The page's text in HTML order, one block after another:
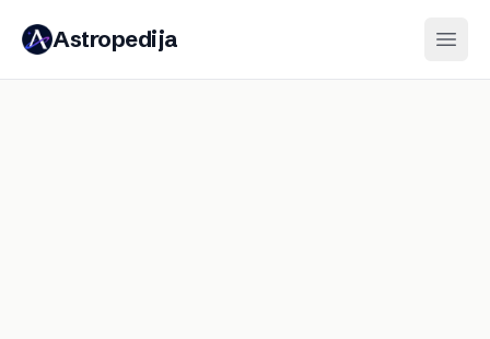
Astropedija